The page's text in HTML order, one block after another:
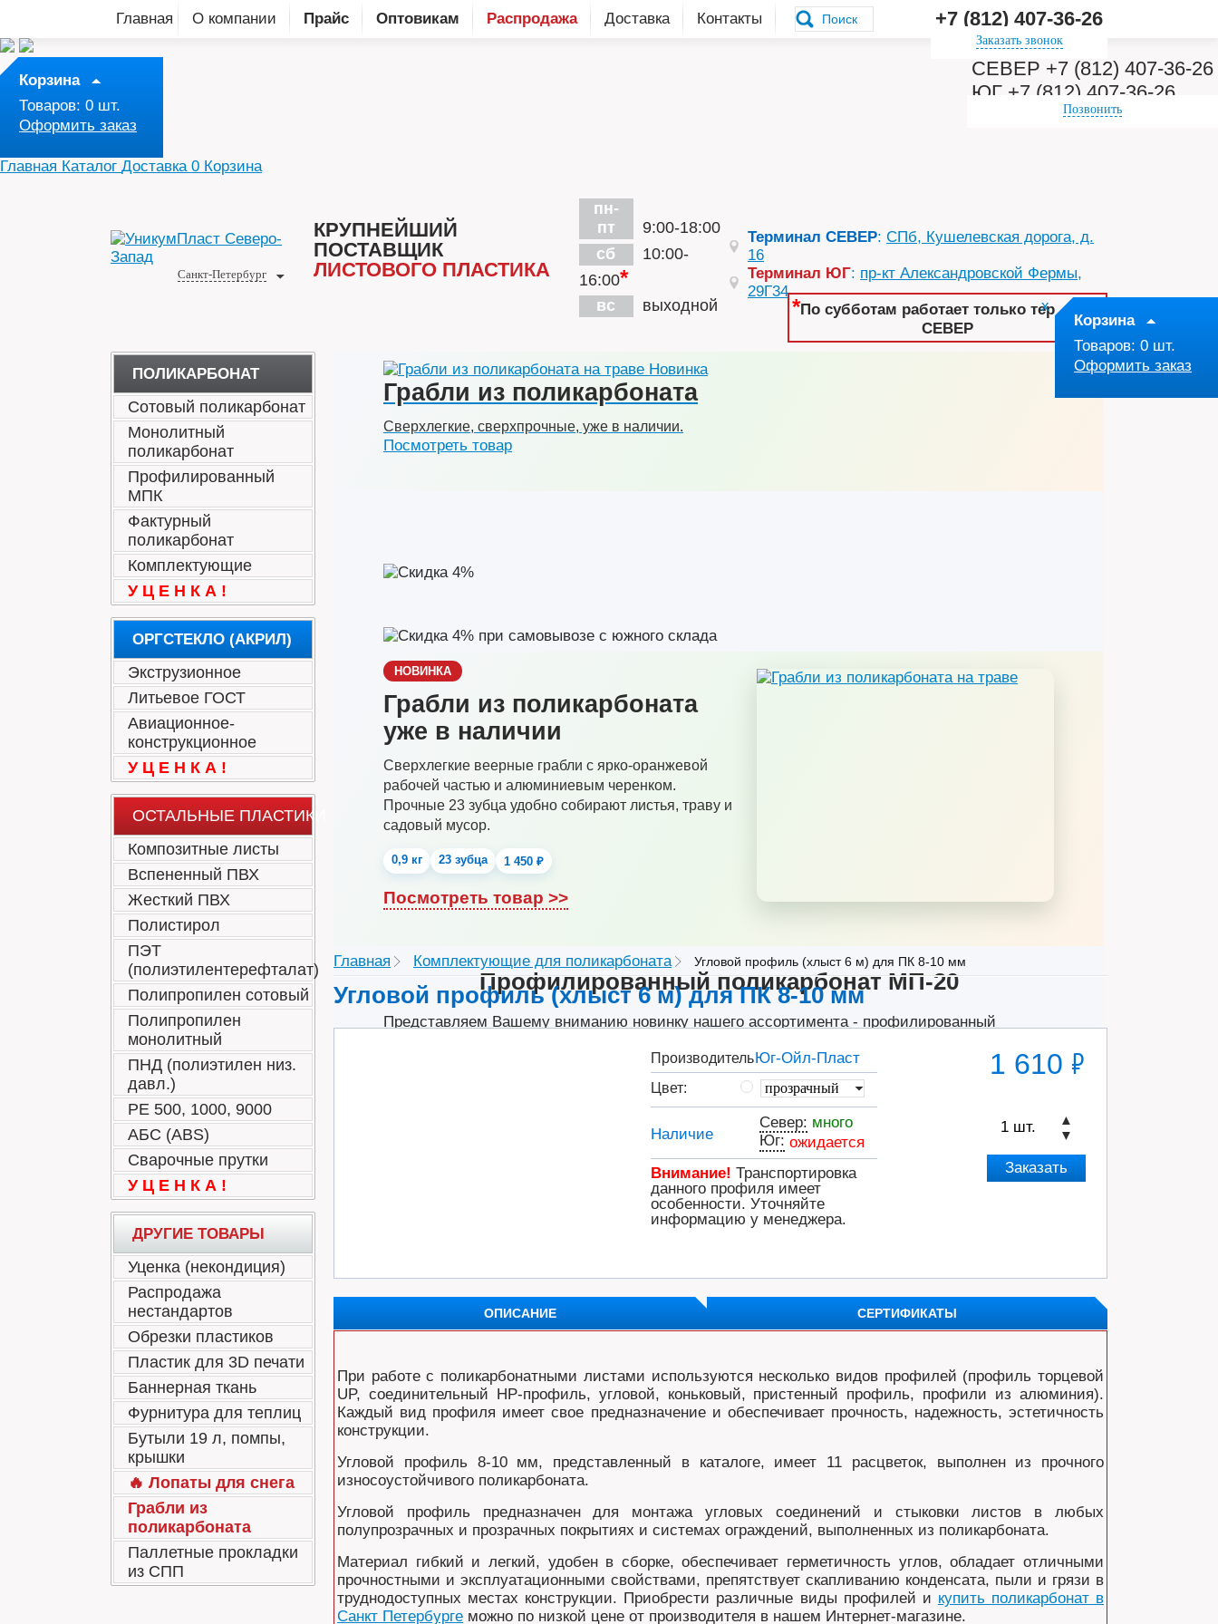
СЕВЕР +7 (812) 407-36-26
ЮГ +7 (812) 407-36-26
Позвонить
Корзина
Товаров: 0 шт.
Оформить заказ
Главная Каталог Доставка 0 Корзина
x
Корзина
Товаров: 0 шт.
Оформить заказ
Главная О компании Прайс Оптовикам Распродажа Доставка Контакты +7 (812) 407-36-26
Заказать звонок
Санкт-Петербург
КРУПНЕЙШИЙ
ПОСТАВЩИК
ЛИСТОВОГО ПЛАСТИКА
пн-
пт
9:00-18:00
сб
10:00-
16:00*
вс выходной
Терминал СЕВЕР: СПб, Кушелевская дорога, д.
16
Терминал ЮГ: пр-кт Александровской Фермы,
29Г34
*По субботам работает только терминал
СЕВЕР
ПОЛИКАРБОНАТ
Сотовый поликарбонат
Монолитный
поликарбонат
Профилированный
МПК
Фактурный
поликарбонат
Комплектующие
У Ц Е Н К А !
ОРГСТЕКЛО (АКРИЛ)
Экструзионное
Литьевое ГОСТ
Авиационное-
конструкционное
У Ц Е Н К А !
ОСТАЛЬНЫЕ ПЛАСТИКИ
Композитные листы
Вспененный ПВХ
Жесткий ПВХ
Полистирол
ПЭТ
(полиэтилентерефталат)
Полипропилен сотовый
Полипропилен
монолитный
ПНД (полиэтилен низ.
давл.)
РЕ 500, 1000, 9000
АБС (ABS)
Сварочные прутки
У Ц Е Н К А !
ДРУГИЕ ТОВАРЫ
Уценка (некондиция)
Распродажа
нестандартов
Обрезки пластиков
Пластик для 3D печати
Баннерная ткань
Фурнитура для теплиц
Бутыли 19 л, помпы,
крышки
🔥 Лопаты для снега
Грабли из
поликарбоната
Паллетные прокладки
из СПП
Новинка
Грабли из поликарбоната
Сверхлегкие, сверхпрочные, уже в наличии.
Посмотреть товар
НОВИНКА
Грабли из поликарбоната
уже в наличии
Сверхлегкие веерные грабли с ярко-оранжевой
рабочей частью и алюминиевым черенком.
Прочные 23 зубца удобно собирают листья, траву и
садовый мусор.
0,9 кг 23 зубца 1 450 ₽
Посмотреть товар >>
Профилированный поликарбонат МП-20
Представляем Вашему вниманию новинку нашего ассортимента - профилированный
Посмотреть товар >>
Главная Комплектующие для поликарбоната Угловой профиль (хлыст 6 м) для ПК 8-10 мм
Угловой профиль (хлыст 6 м) для ПК 8-10 мм
ПроизводительЮг-Ойл-Пласт
Цвет:
Наличие
Север: много
Юг: ожидается
Внимание! Транспортировка
данного профиля имеет
особенности. Уточняйте
информацию у менеджера.
1 610 ₽
▲
▼
ОПИСАНИЕ СЕРТИФИКАТЫ
При работе с поликарбонатными листами используются несколько видов профилей (профиль торцевой
UP, соединительный HP-профиль, угловой, коньковый, пристенный профиль, профили из алюминия).
Каждый вид профиля имеет свое предназначение и обеспечивает прочность, надежность, эстетичность
конструкции.
Угловой профиль 8-10 мм, представленный в каталоге, имеет 11 расцветок, выполнен из прочного
износоустойчивого поликарбоната.
Угловой профиль предназначен для монтажа угловых соединений и стыковки листов в любых
полупрозрачных и прозрачных покрытиях и системах ограждений, выполненных из поликарбоната.
Материал гибкий и легкий, удобен в сборке, обеспечивает герметичность углов, обладает отличными
прочностными и эксплуатационными свойствами, препятствует скапливанию конденсата, пыли и грязи в
труднодоступных местах конструкции. Приобрести различные виды профилей и купить поликарбонат в
Санкт Петербурге можно по низкой цене от производителя в нашем Интернет-магазине.